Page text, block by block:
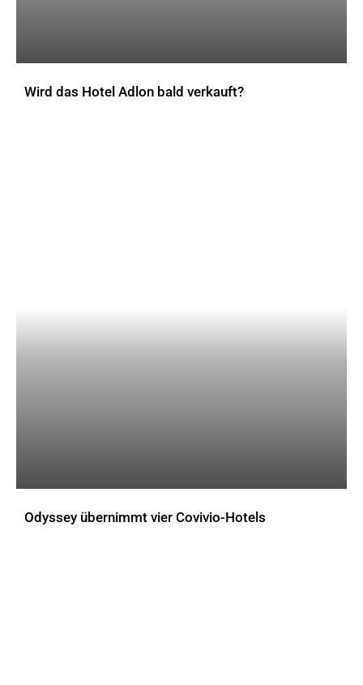
Wird das Hotel Adlon bald verkauft?
Odyssey übernimmt vier Covivio-Hotels